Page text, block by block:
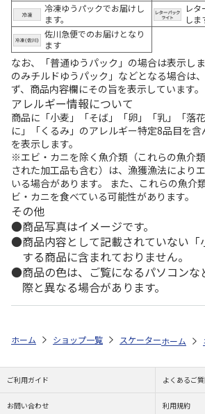
冷凍ゆうパックでお届けし
ます。
レ
しま
佐川急便でのお届けとなり
ます
なお、「普通ゆうパック」の場合は表示し
のみチルドゆうパック」などとなる場合は
ず、商品内容欄にその旨を表示しています。
アレルギー情報について
商品に「小麦」「そば」「卵」「乳」「落
に」「くるみ」のアレルギー特定8品目を
を表示します。
※エビ・カニを除く魚介類（これらの魚介
された加工品も含む）は、漁獲漁法により
いる場合があります。 また、これらの魚介
ビ・カニを食べている可能性があります。
その他
商品写真はイメージです。
商品内容として記載されていない
する商品に含まれておりません。
商品の色は、ご覧になるパソコンな
際と異なる場合があります。
ホーム ショップ一覧 スケーター レジ
ホーム
ご利用ガイド よくあるご
お問い合わせ 利用規約